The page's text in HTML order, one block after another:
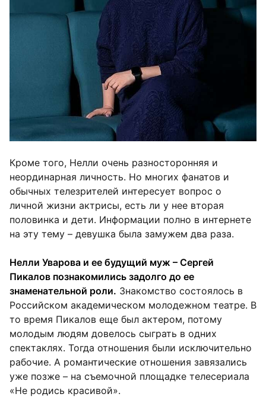
Кроме того, Нелли очень разносторонняя и
неординарная личность. Но многих фанатов и
обычных телезрителей интересует вопрос о
личной жизни актрисы, есть ли у нее вторая
половинка и дети. Информации полно в интернете
на эту тему – девушка была замужем два раза.
Нелли Уварова и ее будущий муж – Сергей
Пикалов познакомились задолго до ее
знаменательной роли. Знакомство состоялось в
Российском академическом молодежном театре. В
то время Пикалов еще был актером, потому
молодым людям довелось сыграть в одних
спектаклях. Тогда отношения были исключительно
рабочие. А романтические отношения завязались
уже позже – на съемочной площадке телесериала
«Не родись красивой».